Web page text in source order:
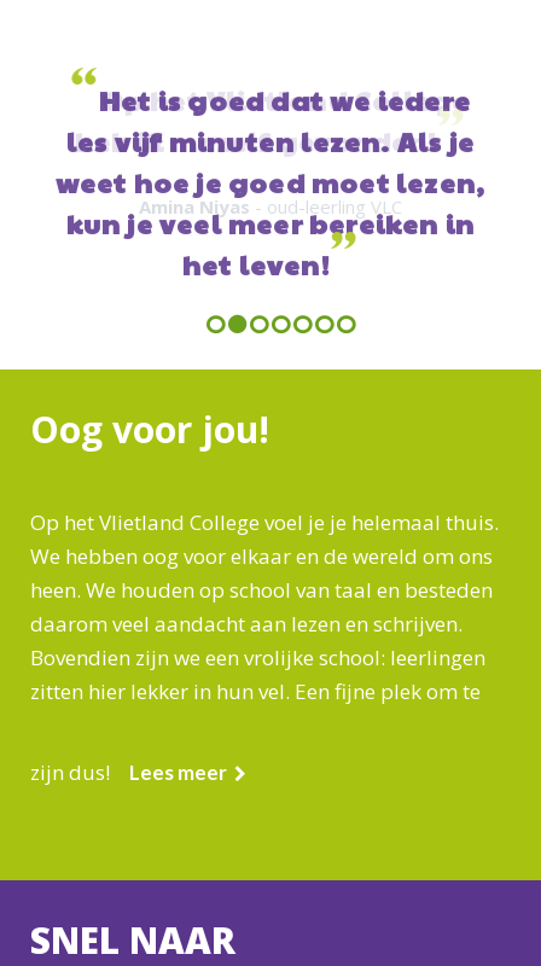
“Op het Vlietland College
heb ik mezelf gevonden!”
Amina Niyas - oud-leerling VLC
PreviousNext
Oog voor jou!
Op het Vlietland College voel je je helemaal thuis.
We hebben oog voor elkaar en de wereld om ons
heen. We houden op school van taal en besteden
daarom veel aandacht aan lezen en schrijven.
Bovendien zijn we een vrolijke school: leerlingen
zitten hier lekker in hun vel. Een fijne plek om te
zijn dus! Lees meer
SNEL NAAR